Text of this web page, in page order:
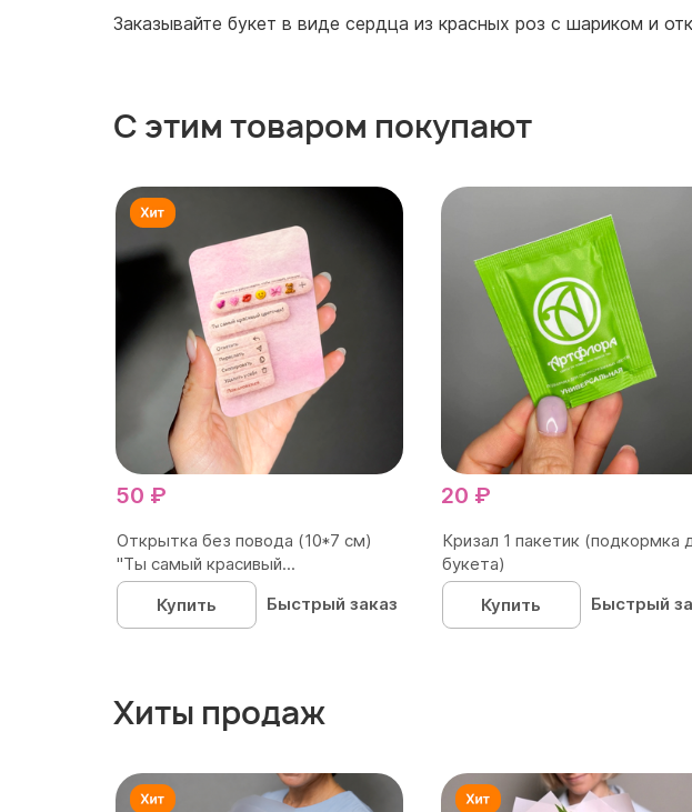
Заказывайте букет в виде сердца из красных роз с шариком и
С этим товаром покупают
50 ₽
Открытка без повода (10*7 см)
"Ты самый красивый...
Купить
Быстрый заказ
20 ₽
Кризал 1 пакетик (подкормка
букета)
Купить
Быстрый
Хиты продаж